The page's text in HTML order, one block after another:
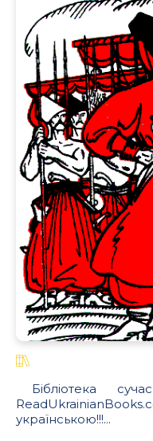
Бібліотека
українською!!!...